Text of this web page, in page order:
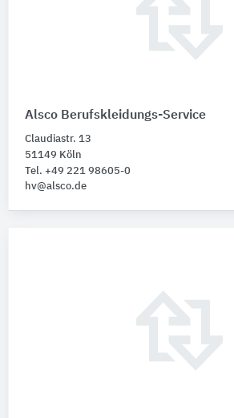
Alsco Berufskleidungs-Service
Claudiastr. 13
51149 Köln
Tel. +49 221 98605-0
hv@alsco.de